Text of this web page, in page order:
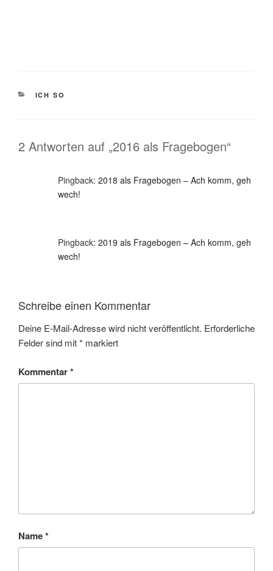
KATEGORIEN
ICH SO
2 Antworten auf „2016 als Fragebogen“
Pingback: 2018 als Fragebogen – Ach komm, geh
wech!
Pingback: 2019 als Fragebogen – Ach komm, geh
wech!
Schreibe einen Kommentar
Deine E-Mail-Adresse wird nicht veröffentlicht. Erforderliche
Felder sind mit* markiert
Kommentar*
Name*